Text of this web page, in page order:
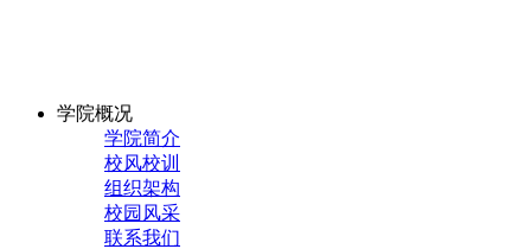
学院概况
学院简介
校风校训
组织架构
校园风采
联系我们